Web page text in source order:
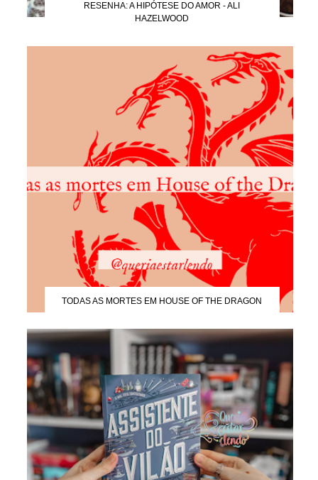
RESENHA: A HIPÓTESE DO AMOR - ALI
HAZELWOOD
TODAS AS MORTES EM HOUSE OF THE DRAGON